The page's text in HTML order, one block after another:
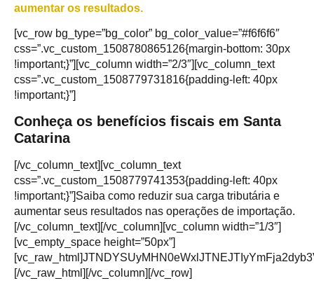
aumentar os resultados.
[vc_row bg_type=”bg_color” bg_color_value=”#f6f6f6″
css=”.vc_custom_1508780865126{margin-bottom: 30px
!important;}”][vc_column width=”2/3″][vc_column_text
css=”.vc_custom_1508779731816{padding-left: 40px
!important;}”]
Conheça os benefícios fiscais em Santa
Catarina
[/vc_column_text][vc_column_text
css=”.vc_custom_1508779741353{padding-left: 40px
!important;}”]Saiba como reduzir sua carga tributária e
aumentar seus resultados nas operações de importação.
[/vc_column_text][/vc_column][vc_column width=”1/3″]
[vc_empty_space height=”50px”]
[/vc_raw_html][/vc_column][/vc_row]